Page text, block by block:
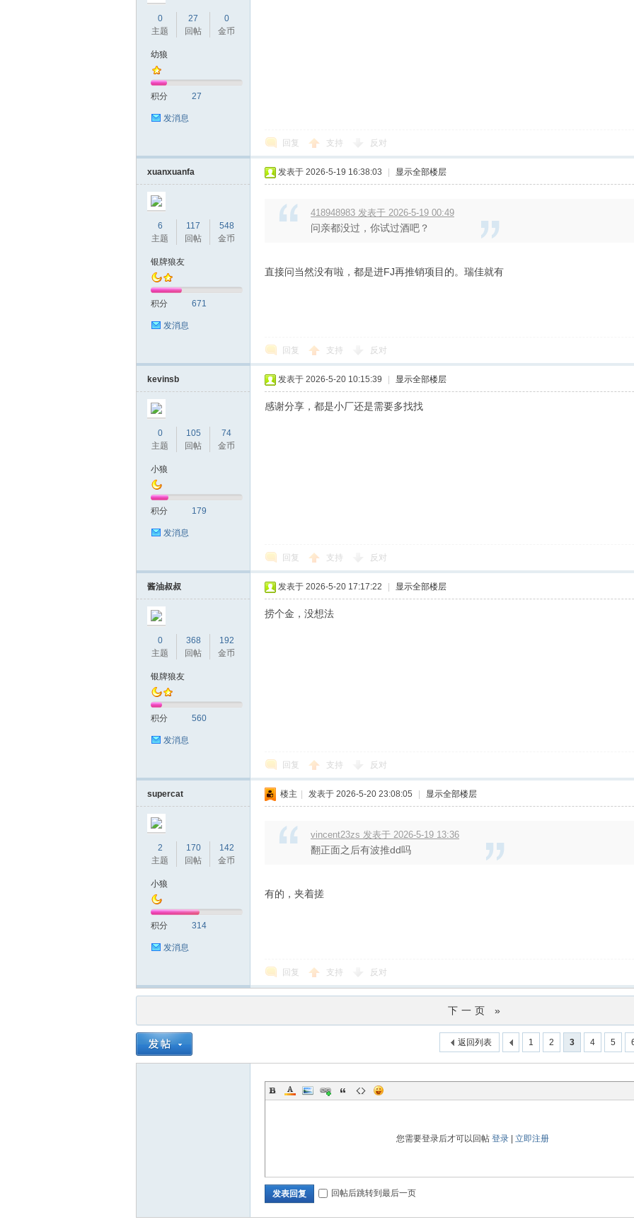
0
主题
27
回帖
0
金币
幼狼
积分 27
发消息
回复 支持 反对
xuanxuanfa
6
主题
117
回帖
548
金币
银牌狼友
积分 671
发消息
发表于 2026-5-19 16:38:03 显示全部楼层
418948983 发表于 2026-5-19 00:49
问亲都没过，你试过酒吧？
直接问当然没有啦，都是进FJ再推销项目的。瑞佳就有
回复 支持 反对
kevinsb
0
主题
105
回帖
74
金币
小狼
积分 179
发消息
发表于 2026-5-20 10:15:39 显示全部楼层
感谢分享，都是小厂还是需要多找找
回复 支持 反对
酱油叔叔
0
主题
368
回帖
192
金币
银牌狼友
积分 560
发消息
发表于 2026-5-20 17:17:22 显示全部楼层
捞个金，没想法
回复 支持 反对
supercat
2
主题
170
回帖
142
金币
小狼
积分 314
发消息
楼主 发表于 2026-5-20 23:08:05 显示全部楼层
vincent23zs 发表于 2026-5-19 13:36
翻正面之后有波推dd吗
有的，夹着搓
回复 支持 反对
下一页 »
1 2 3 4 5
返回列表
您需要登录后才可以回帖 登录| 立即注册
发表回复 回帖后跳转到最后一页